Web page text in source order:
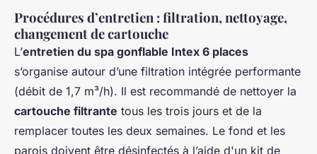
Procédures d’entretien : filtration, nettoyage,
changement de cartouche
L’entretien du spa gonflable Intex 6 places
s’organise autour d’une filtration intégrée performante
(débit de 1,7 m³/h). Il est recommandé de nettoyer la
cartouche filtrante tous les trois jours et de la
remplacer toutes les deux semaines. Le fond et les
parois doivent être désinfectés à l’aide d'un kit de